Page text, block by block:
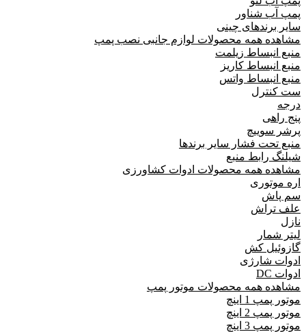
پمپ آب شناور
سایر برندهای چینی
مشاهده همه محصولات لوازم جانبی نصب پمپ
منبع انبساط زیلمت
منبع انبساط کاریز
منبع انبساط واتس
ست کنترل
درجه
پنج راهی
پرشر سوییچ
منبع تحت فشار سایر برندها
شیلنگ رابط منبع
مشاهده همه محصولات ادوات کشاورزی
اره موتوری
سم پاش
علف تراش
نازل
لیتر شمار
گازوئیل کش
ادوات شارژی
ادوات DC
مشاهده همه محصولات موتور پمپ
موتور پمپ 1 اینچ
موتور پمپ 2 اینچ
موتور پمپ 3 اینچ